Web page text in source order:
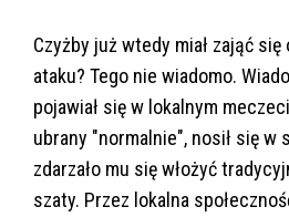
Czyżby już wtedy miał zająć
ataku? Tego nie wiadomo.
pojawiał się w lokalnym
ubrany "normalnie", nosił się
zdarzało mu się włożyć
szaty. Przez lokalna